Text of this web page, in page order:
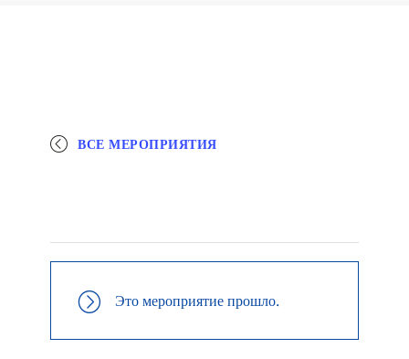
ВСЕ МЕРОПРИЯТИЯ
Это мероприятие прошло.